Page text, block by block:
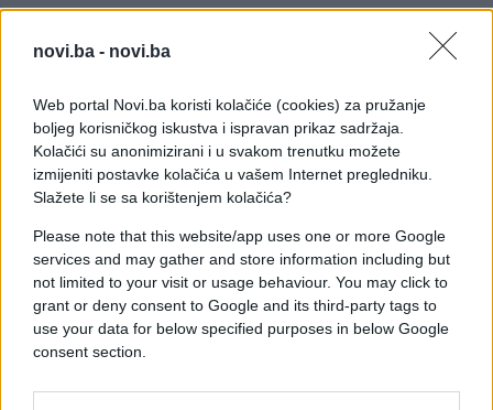
novi.ba - novi.ba
Web portal Novi.ba koristi kolačiće (cookies) za pružanje
boljeg korisničkog iskustva i ispravan prikaz sadržaja.
Kolačići su anonimizirani i u svakom trenutku možete
izmijeniti postavke kolačića u vašem Internet pregledniku.
Slažete li se sa korištenjem kolačića?
Please note that this website/app uses one or more Google
services and may gather and store information including but
not limited to your visit or usage behaviour. You may click to
grant or deny consent to Google and its third-party tags to
use your data for below specified purposes in below Google
consent section.